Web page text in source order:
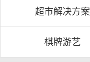
超市解决方案
棋牌游艺